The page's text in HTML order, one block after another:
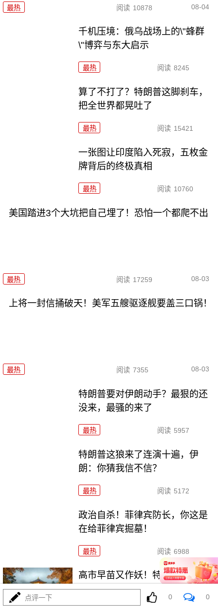
最热 阅读 10878 08-04
千机压境：俄乌战场上的\"蜂群
\"博弈与东大启示
最热 阅读 8245
算了不打了？特朗普这脚刹车，
把全世界都晃吐了
最热 阅读 15421
一张图让印度陷入死寂，五枚金
牌背后的终极真相
最热 阅读 10760
美国踏进3个大坑把自己埋了！恐怕一个都爬不出
最热 阅读 17259 08-03
上将一封信捅破天！美军五艘驱逐舰要盖三口锅！
最热 阅读 7355 08-03
特朗普要对伊朗动手？最狠的还
没来，最骚的来了
最热 阅读 5957
特朗普这狼来了连演十遍，伊
朗：你猜我信不信？
最热 阅读 5172
政治自杀！菲律宾防长，你这是
在给菲律宾掘墓！
最热 阅读 6988
高市早苗又作妖！特高课卷土重
来，日本三重困境
点评一下 0 0